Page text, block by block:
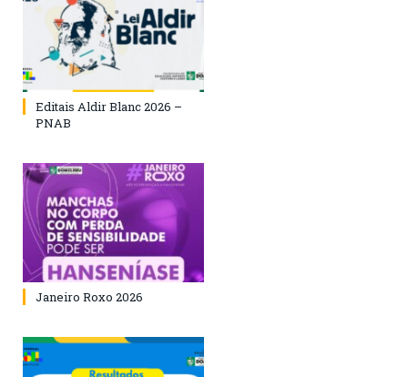
Editais Aldir Blanc 2026 –
PNAB
Janeiro Roxo 2026